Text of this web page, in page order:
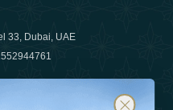
33, Dubai, UAE
о последних
и будьте в курсе